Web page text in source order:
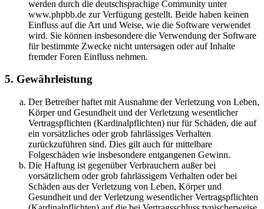
werden durch die deutschsprachige Community unter
www.phpbb.de zur Verfügung gestellt. Beide haben keinen
Einfluss auf die Art und Weise, wie die Software verwendet
wird. Sie können insbesondere die Verwendung der Software
für bestimmte Zwecke nicht untersagen oder auf Inhalte
fremder Foren Einfluss nehmen.
5. Gewährleistung
Der Betreiber haftet mit Ausnahme der Verletzung von Leben,
Körper und Gesundheit und der Verletzung wesentlicher
Vertragspflichten (Kardinalpflichten) nur für Schäden, die auf
ein vorsätzliches oder grob fahrlässiges Verhalten
zurückzuführen sind. Dies gilt auch für mittelbare
Folgeschäden wie insbesondere entgangenen Gewinn.
Die Haftung ist gegenüber Verbrauchern außer bei
vorsätzlichem oder grob fahrlässigem Verhalten oder bei
Schäden aus der Verletzung von Leben, Körper und
Gesundheit und der Verletzung wesentlicher Vertragspflichten